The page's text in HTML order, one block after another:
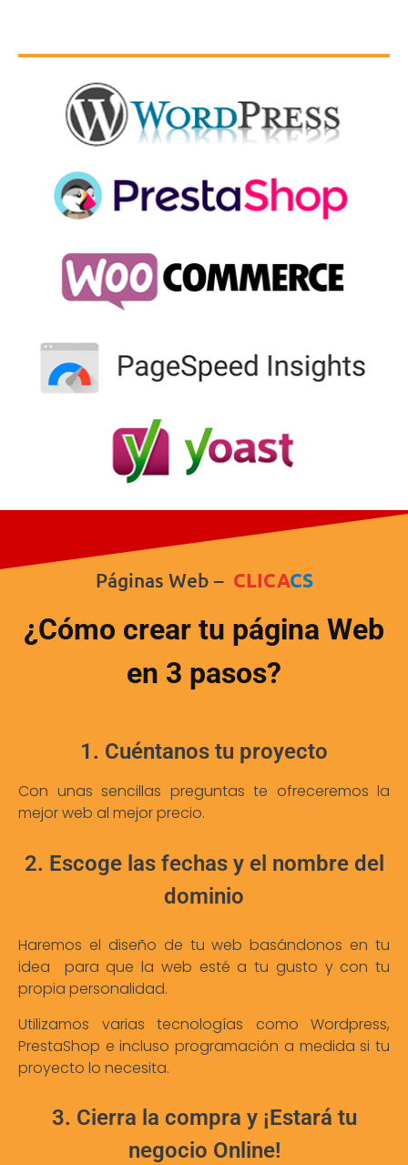
Páginas Web – CLICACS
¿Cómo crear tu página Web
en 3 pasos?
1. Cuéntanos tu proyecto
Con unas sencillas preguntas te ofreceremos la
mejor web al mejor precio.
2. Escoge las fechas y el nombre del
dominio
Haremos el diseño de tu web basándonos en tu
idea para que la web esté a tu gusto y con tu
propia personalidad.
Utilizamos varias tecnologías como Wordpress,
PrestaShop e incluso programación a medida si tu
proyecto lo necesita.
3. Cierra la compra y ¡Estará tu
negocio Online!